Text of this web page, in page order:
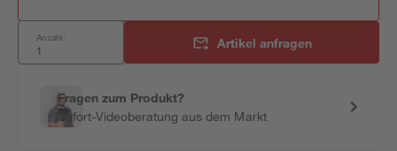
Anzahl: Artikel anfragen
Fragen zum Produkt?
Sofort-Videoberatung aus dem Markt